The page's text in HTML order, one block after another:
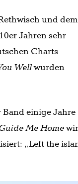
und dem
Jahren sehr
Charts
Wellwurden
einige Jahre
Me Home
„Left the